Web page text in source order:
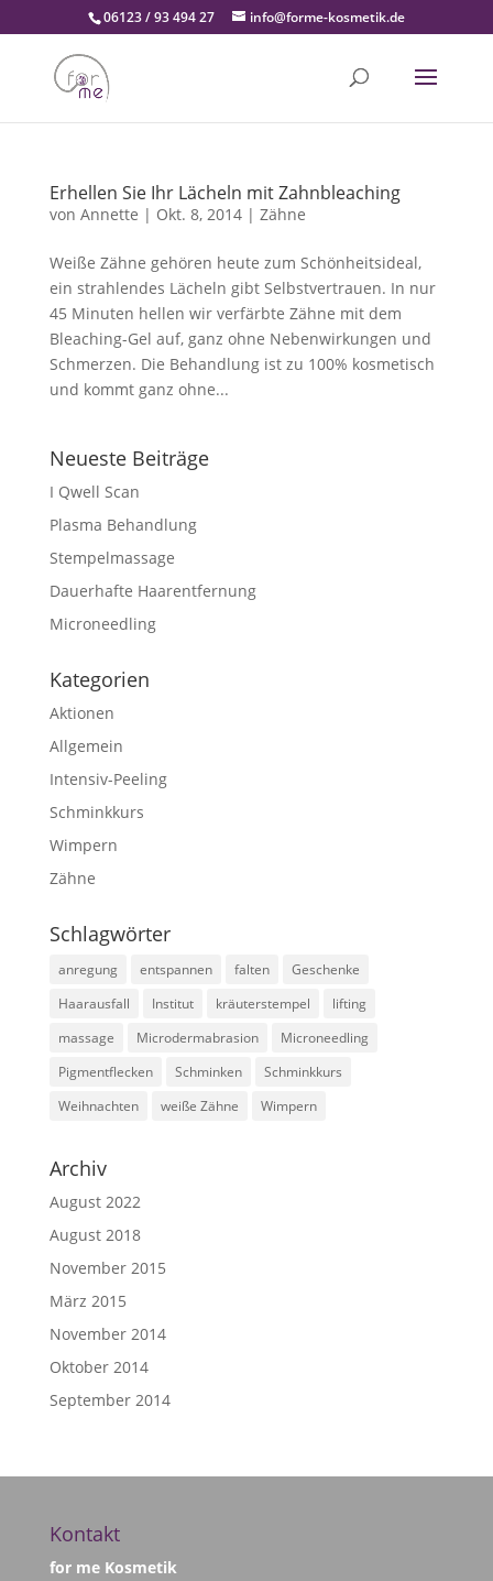
06123 / 93 494 27 info@forme-kosmetik.de
Erhellen Sie Ihr Lächeln mit Zahnbleaching
von Annette | Okt. 8, 2014| Zähne
Weiße Zähne gehören heute zum Schönheitsideal,
ein strahlendes Lächeln gibt Selbstvertrauen. In nur
45 Minuten hellen wir verfärbte Zähne mit dem
Bleaching-Gel auf, ganz ohne Nebenwirkungen und
Schmerzen. Die Behandlung ist zu 100% kosmetisch
und kommt ganz ohne...
Neueste Beiträge
I Qwell Scan
Plasma Behandlung
Stempelmassage
Dauerhafte Haarentfernung
Microneedling
Kategorien
Aktionen
Allgemein
Intensiv-Peeling
Schminkkurs
Wimpern
Zähne
Schlagwörter
anregung entspannen falten
Geschenke
Haarausfall
Institut kräuterstempel
lifting
massage
Microdermabrasion
Microneedling
Pigmentflecken
Schminken
Schminkkurs
Weihnachten
weiße Zähne Wimpern
Archiv
August 2022
August 2018
November 2015
März 2015
November 2014
Oktober 2014
September 2014
Kontakt
for me Kosmetik